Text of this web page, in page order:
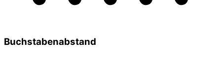
Buchstabenabstand